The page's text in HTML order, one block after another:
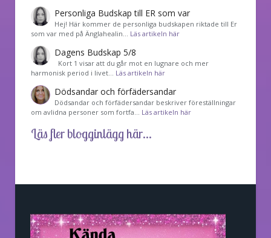
Personliga Budskap till ER som var
Hej! Här kommer de personliga budskapen riktade till Er
som var med på Änglahealin… Läs artikeln här
Dagens Budskap 5/8
Kort 1 visar att du går mot en lugnare och mer
harmonisk period i livet… Läs artikeln här
Dödsandar och förfädersandar
Dödsandar och förfädersandar beskriver föreställningar
om avlidna personer som fortfa… Läs artikeln här
Läs fler blogginlägg här...